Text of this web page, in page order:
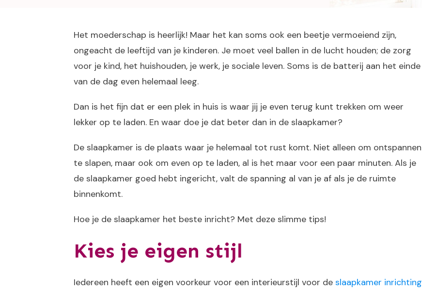
Het moederschap is heerlijk! Maar het kan soms ook een beetje vermoeiend zijn,
ongeacht de leeftijd van je kinderen. Je moet veel ballen in de lucht houden; de zorg
voor je kind, het huishouden, je werk, je sociale leven. Soms is de batterij aan het einde
van de dag even helemaal leeg.
Dan is het fijn dat er een plek in huis is waar jij je even terug kunt trekken om weer
lekker op te laden. En waar doe je dat beter dan in de slaapkamer?
De slaapkamer is de plaats waar je helemaal tot rust komt. Niet alleen om ontspannen
te slapen, maar ook om even op te laden, al is het maar voor een paar minuten. Als je
de slaapkamer goed hebt ingericht, valt de spanning al van je af als je de ruimte
binnenkomt.
Hoe je de slaapkamer het beste inricht? Met deze slimme tips!
Kies je eigen stijl
Iedereen heeft een eigen voorkeur voor een interieurstijl voor de slaapkamer inrichting